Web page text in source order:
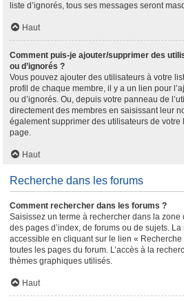
liste d’ignorés, tous ses messages seront
Haut
Comment puis-je ajouter/supprimer des
ou d’ignorés ?
Vous pouvez ajouter des utilisateurs à votre
profil de chaque membre, il y a un lien pour
ou d’ignorés. Ou, depuis votre panneau de
directement des membres en saisissant leur
également supprimer des utilisateurs de votre
page.
Haut
Recherche dans les forums
Comment rechercher dans les forums ?
Saisissez un terme à rechercher dans la
des pages d’index, de forums ou de sujets.
accessible en cliquant sur le lien «
toutes les pages du forum. L’accès à la
thèmes graphiques utilisés.
Haut